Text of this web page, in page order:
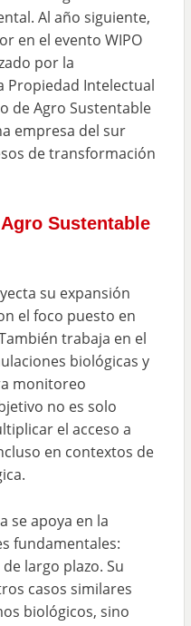
Al año siguiente,
en el evento WIPO
por la
Propiedad Intelectual
de Agro Sustentable
empresa del sur
de transformación
Sustentable
su expansión
el foco puesto en
trabaja en el
biológicas y
monitoreo
no es solo
el acceso a
en contextos de
se apoya en la
fundamentales:
largo plazo. Su
casos similares
biológicos, sino